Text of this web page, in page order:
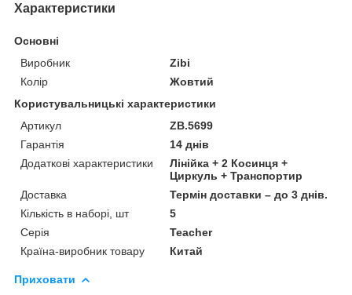
Характеристики
Основні
Виробник
Zibi
Колір
Жовтий
Користувальницькі характеристики
Артикул
ZB.5699
Гарантія
14 днів
Додаткові характеристики
Лінійка + 2 Косинця +
Циркуль + Транспортир
Доставка
Термін доставки – до 3 днів.
Кількість в наборі, шт
5
Серія
Teacher
Країна-виробник товару
Китай
Приховати